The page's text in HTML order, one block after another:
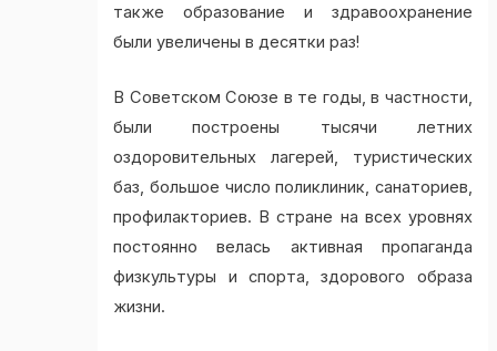
также образование и здравоохранение
были увеличены в десятки раз!
В Советском Союзе в те годы, в частности,
были построены тысячи летних
оздоровительных лагерей, туристических
баз, большое число поликлиник, санаториев,
профилакториев. В стране на всех уровнях
постоянно велась активная пропаганда
физкультуры и спорта, здорового образа
жизни.